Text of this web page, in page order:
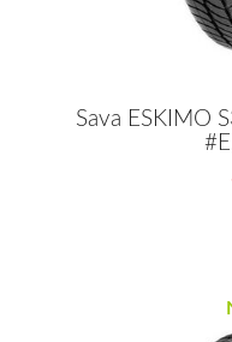
Sava ESKIMO